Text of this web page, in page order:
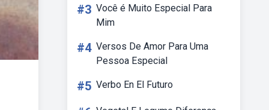
#3 Você é Muito Especial Para
Mim
#4 Versos De Amor Para Uma
Pessoa Especial
#5 Verbo En El Futuro